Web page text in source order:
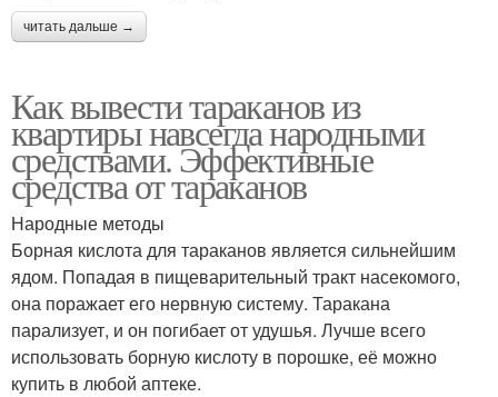
читать дальше →
Как вывести тараканов из
квартиры навсегда народными
средствами. Эффективные
средства от тараканов
Народные методы
Борная кислота для тараканов является сильнейшим
ядом. Попадая в пищеварительный тракт насекомого,
она поражает его нервную систему. Таракана
парализует, и он погибает от удушья. Лучше всего
использовать борную кислоту в порошке, её можно
купить в любой аптеке.